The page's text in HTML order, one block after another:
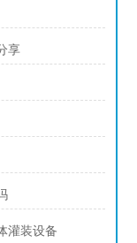
享
灌装设备